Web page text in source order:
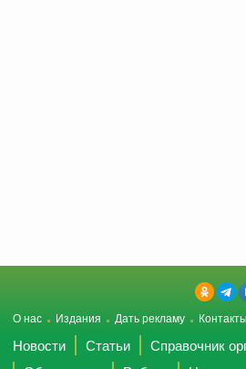
О нас Издания Дать рекламу Контакты
Новости Статьи
Справочник